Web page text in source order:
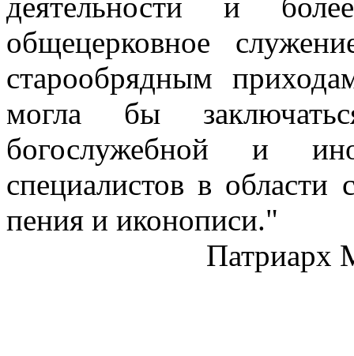
общецерковное
старообрядным
могла бы
богослужебной и
специалистов в области
пения и иконописи."
Патриарх